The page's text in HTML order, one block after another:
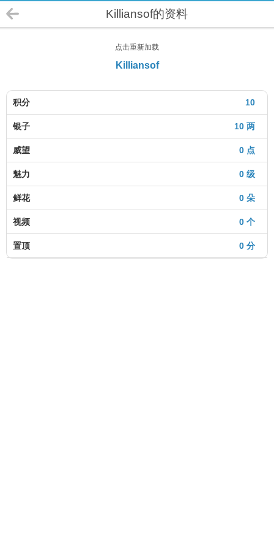
Killiansof的资料
点击重新加载
Killiansof
10
积分
10 两
银子
0 点
威望
0 级
魅力
0 朵
鲜花
0 个
视频
0 分
置顶